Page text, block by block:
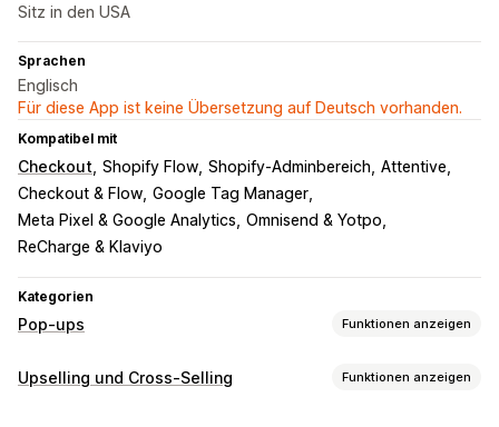
Sitz in den USA
Sprachen
Englisch
Für diese App ist keine Übersetzung auf Deutsch vorhanden.
Kompatibel mit
Checkout Shopify Flow Shopify-Adminbereich Attentive
Checkout & Flow Google Tag Manager
Meta Pixel & Google Analytics Omnisend & Yotpo
ReCharge & Klaviyo
Kategorien
Pop-ups Funktionen anzeigen
Popup-Typen
Upselling und Cross-Selling Funktionen anzeigen